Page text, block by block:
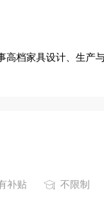
高档家具设计、生
补贴
不限制